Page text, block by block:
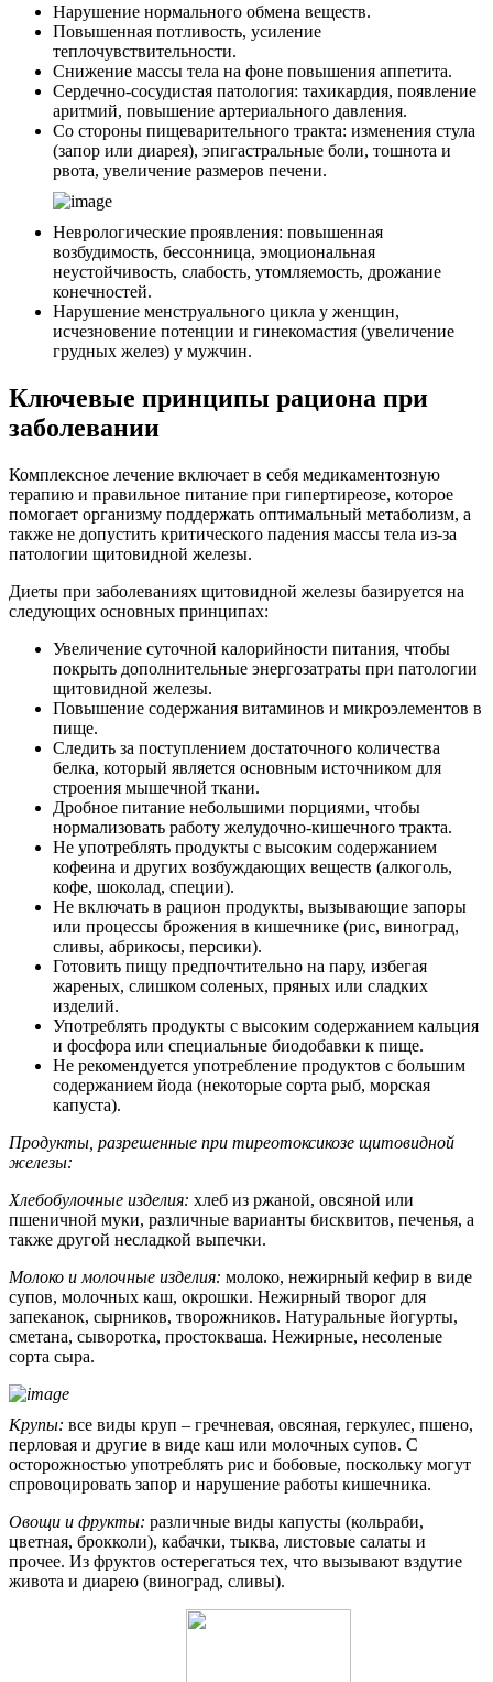
Нарушение нормального обмена веществ.
Повышенная потливость, усиление
теплочувствительности.
Снижение массы тела на фоне повышения аппетита.
Сердечно-сосудистая патология: тахикардия, появление
аритмий, повышение артериального давления.
Со стороны пищеварительного тракта: изменения стула
(запор или диарея), эпигастральные боли, тошнота и
рвота, увеличение размеров печени.
Неврологические проявления: повышенная
возбудимость, бессонница, эмоциональная
неустойчивость, слабость, утомляемость, дрожание
конечностей.
Нарушение менструального цикла у женщин,
исчезновение потенции и гинекомастия (увеличение
грудных желез) у мужчин.
Ключевые принципы рациона при
заболевании
Комплексное лечение включает в себя медикаментозную
терапию и правильное питание при гипертиреозе, которое
помогает организму поддержать оптимальный метаболизм, а
также не допустить критического падения массы тела из-за
патологии щитовидной железы.
Диеты при заболеваниях щитовидной железы базируется на
следующих основных принципах:
Увеличение суточной калорийности питания, чтобы
покрыть дополнительные энергозатраты при патологии
щитовидной железы.
Повышение содержания витаминов и микроэлементов в
пище.
Следить за поступлением достаточного количества
белка, который является основным источником для
строения мышечной ткани.
Дробное питание небольшими порциями, чтобы
нормализовать работу желудочно-кишечного тракта.
Не употреблять продукты с высоким содержанием
кофеина и других возбуждающих веществ (алкоголь,
кофе, шоколад, специи).
Не включать в рацион продукты, вызывающие запоры
или процессы брожения в кишечнике (рис, виноград,
сливы, абрикосы, персики).
Готовить пищу предпочтительно на пару, избегая
жареных, слишком соленых, пряных или сладких
изделий.
Употреблять продукты с высоким содержанием кальция
и фосфора или специальные биодобавки к пище.
Не рекомендуется употребление продуктов с большим
содержанием йода (некоторые сорта рыб, морская
капуста).
Продукты, разрешенные при тиреотоксикозе щитовидной
железы:
Хлебобулочные изделия: хлеб из ржаной, овсяной или
пшеничной муки, различные варианты бисквитов, печенья, а
также другой несладкой выпечки.
Молоко и молочные изделия: молоко, нежирный кефир в виде
супов, молочных каш, окрошки. Нежирный творог для
запеканок, сырников, творожников. Натуральные йогурты,
сметана, сыворотка, простокваша. Нежирные, несоленые
сорта сыра.
Крупы: все виды круп – гречневая, овсяная, геркулес, пшено,
перловая и другие в виде каш или молочных супов. С
осторожностью употреблять рис и бобовые, поскольку могут
спровоцировать запор и нарушение работы кишечника.
Овощи и фрукты: различные виды капусты (кольраби,
цветная, брокколи), кабачки, тыква, листовые салаты и
прочее. Из фруктов остерегаться тех, что вызывают вздутие
живота и диарею (виноград, сливы).